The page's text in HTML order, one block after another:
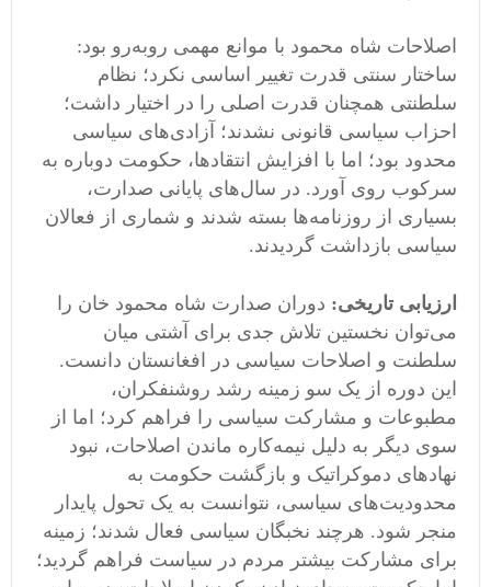
اصلاحات شاه محمود با موانع مهمی روبه‌رو بود:
ساختار سنتی قدرت تغییر اساسی نکرد؛ نظام
سلطنتی همچنان قدرت اصلی را در اختیار داشت؛
احزاب سیاسی قانونی نشدند؛ آزادی‌های سیاسی
محدود بود؛ اما با افزایش انتقادها، حکومت دوباره به
سرکوب روی آورد. در سال‌های پایانی صدارت،
بسیاری از روزنامه‌ها بسته شدند و شماری از فعالان
سیاسی بازداشت گردیدند.
ارزیابی تاریخی: دوران صدارت شاه محمود خان را
می‌توان نخستین تلاش جدی برای آشتی میان
سلطنت و اصلاحات سیاسی در افغانستان دانست.
این دوره از یک سو زمینه رشد روشنفکران،
مطبوعات و مشارکت سیاسی را فراهم کرد؛ اما از
سوی دیگر به دلیل نیمه‌کاره ماندن اصلاحات، نبود
نهادهای دموکراتیک و بازگشت حکومت به
محدودیت‌های سیاسی، نتوانست به یک تحول پایدار
منجر شود. هرچند نخبگان سیاسی فعال شدند؛ زمینه
برای مشارکت بیشتر مردم در سیاست فراهم گردید؛